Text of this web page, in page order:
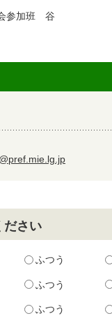
参加班 谷
ださい
ふつう
ふつう
ふつう